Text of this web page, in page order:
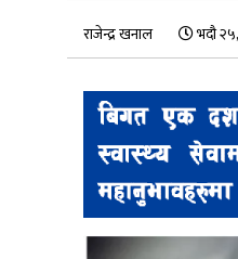
राजेन्द्र खनाल भदौ